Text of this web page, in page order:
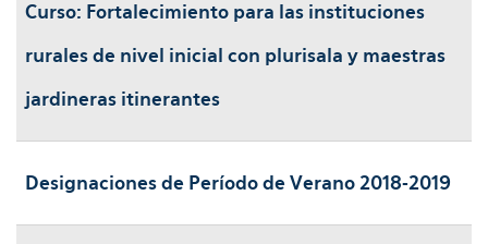
Curso: Fortalecimiento para las instituciones
rurales de nivel inicial con plurisala y maestras
jardineras itinerantes
Designaciones de Período de Verano 2018-2019